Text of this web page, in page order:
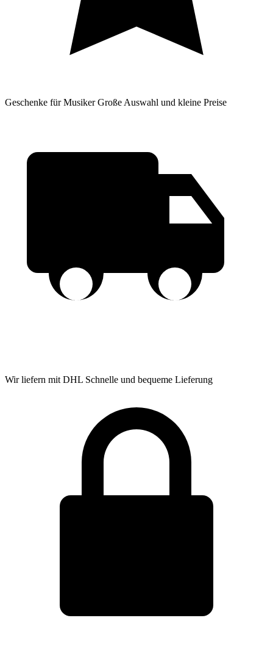
Geschenke für Musiker Große Auswahl und kleine Preise
Wir liefern mit DHL Schnelle und bequeme Lieferung